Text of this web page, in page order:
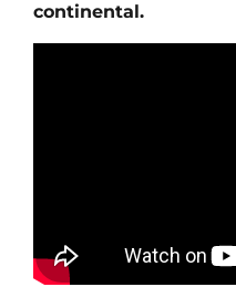
continental.